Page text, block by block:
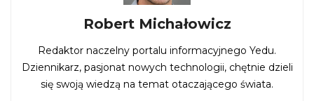
Robert Michałowicz
Redaktor naczelny portalu informacyjnego Yedu.
Dziennikarz, pasjonat nowych technologii, chętnie dzieli
się swoją wiedzą na temat otaczającego świata.